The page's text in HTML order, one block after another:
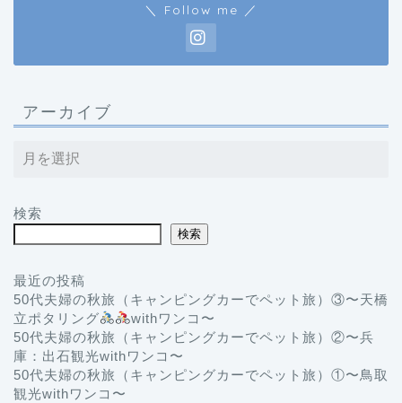
＼ Follow me ／
アーカイブ
検索
検索
最近の投稿
50代夫婦の秋旅（キャンピングカーでペット旅）③〜天橋
立ポタリング
withワンコ〜
50代夫婦の秋旅（キャンピングカーでペット旅）②〜兵
庫：出石観光withワンコ〜
50代夫婦の秋旅（キャンピングカーでペット旅）①〜鳥取
観光withワンコ〜